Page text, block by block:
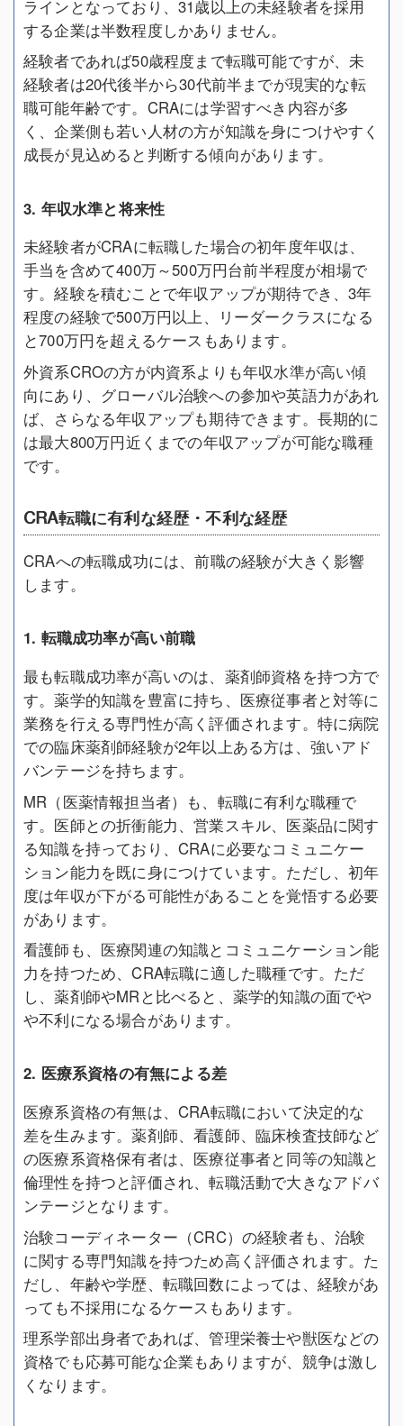
ラインとなっており、31歳以上の未経験者を採用
する企業は半数程度しかありません。
経験者であれば50歳程度まで転職可能ですが、未
経験者は20代後半から30代前半までが現実的な転
職可能年齢です。CRAには学習すべき内容が多
く、企業側も若い人材の方が知識を身につけやすく
成長が見込めると判断する傾向があります。
3. 年収水準と将来性
未経験者がCRAに転職した場合の初年度年収は、
手当を含めて400万～500万円台前半程度が相場で
す。経験を積むことで年収アップが期待でき、3年
程度の経験で500万円以上、リーダークラスになる
と700万円を超えるケースもあります。
外資系CROの方が内資系よりも年収水準が高い傾
向にあり、グローバル治験への参加や英語力があれ
ば、さらなる年収アップも期待できます。長期的に
は最大800万円近くまでの年収アップが可能な職種
です。
CRA転職に有利な経歴・不利な経歴
CRAへの転職成功には、前職の経験が大きく影響
します。
1. 転職成功率が高い前職
最も転職成功率が高いのは、薬剤師資格を持つ方で
す。薬学的知識を豊富に持ち、医療従事者と対等に
業務を行える専門性が高く評価されます。特に病院
での臨床薬剤師経験が2年以上ある方は、強いアド
バンテージを持ちます。
MR（医薬情報担当者）も、転職に有利な職種で
す。医師との折衝能力、営業スキル、医薬品に関す
る知識を持っており、CRAに必要なコミュニケー
ション能力を既に身につけています。ただし、初年
度は年収が下がる可能性があることを覚悟する必要
があります。
看護師も、医療関連の知識とコミュニケーション能
力を持つため、CRA転職に適した職種です。ただ
し、薬剤師やMRと比べると、薬学的知識の面でや
や不利になる場合があります。
2. 医療系資格の有無による差
医療系資格の有無は、CRA転職において決定的な
差を生みます。薬剤師、看護師、臨床検査技師など
の医療系資格保有者は、医療従事者と同等の知識と
倫理性を持つと評価され、転職活動で大きなアドバ
ンテージとなります。
治験コーディネーター（CRC）の経験者も、治験
に関する専門知識を持つため高く評価されます。た
だし、年齢や学歴、転職回数によっては、経験があ
っても不採用になるケースもあります。
理系学部出身者であれば、管理栄養士や獣医などの
資格でも応募可能な企業もありますが、競争は激し
くなります。